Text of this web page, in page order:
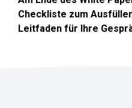
Checkliste zum
Leitfaden für Ihre